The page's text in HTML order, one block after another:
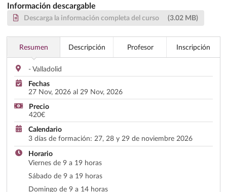
Información descargable
Descarga la información completa del curso (3.02 MB)
Resumen Descripción Profesor Inscripción
- Valladolid
Fechas
27 Nov, 2026 al 29 Nov, 2026
Precio
420€
Calendario
3 días de formación: 27, 28 y 29 de noviembre 2026
Horario
Viernes de 9 a 19 horas
Sábado de 9 a 19 horas
Domingo de 9 a 14 horas